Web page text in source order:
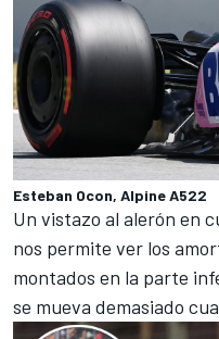
Esteban Ocon, Alpine A522
Un vistazo al alerón en
nos permite ver los
montados en la parte
se mueva demasiado